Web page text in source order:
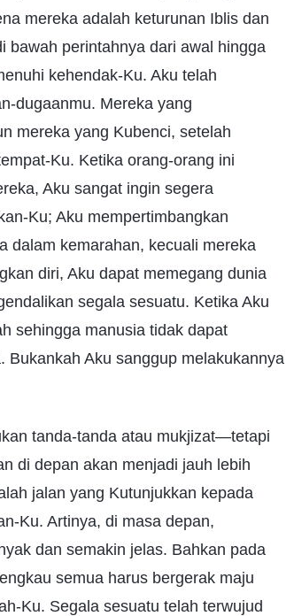
mereka adalah keturunan Iblis dan
bawah perintahnya dari awal hingga
kehendak-Ku. Aku telah
dugaanmu. Mereka yang
mereka yang Kubenci, setelah
Ku. Ketika orang-orang ini
Aku sangat ingin segera
Ku; Aku mempertimbangkan
dalam kemarahan, kecuali mereka
diri, Aku dapat memegang dunia
segala sesuatu. Ketika Aku
sehingga manusia tidak dapat
Bukankah Aku sanggup melakukannya
tanda-tanda atau mukjizat—tetapi
di depan akan menjadi jauh lebih
jalan yang Kutunjukkan kepada
Ku. Artinya, di masa depan,
dan semakin jelas. Bahkan pada
semua harus bergerak maju
Ku. Segala sesuatu telah terwujud